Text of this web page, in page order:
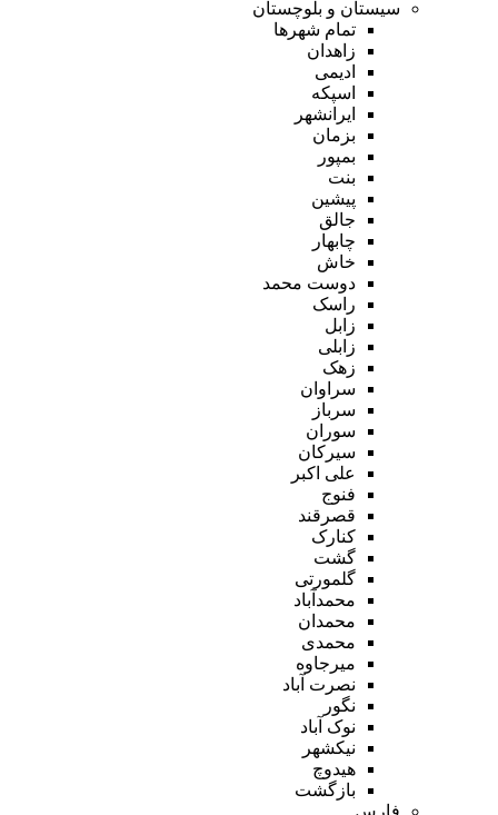
سیستان و بلوچستان
تمام شهر‌ها
زاهدان
ادیمی
اسپکه
ایرانشهر
بزمان
بمپور
بنت
پیشین
جالق
چابهار
خاش
دوست محمد
راسک
زابل
زابلی
زهک
سراوان
سرباز
سوران
سیرکان
علی اکبر
فنوج
قصرقند
کنارک
گشت
گلمورتی
محمدآباد
محمدان
محمدی
میرجاوه
نصرت آباد
نگور
نوک آباد
نیکشهر
هیدوچ
بازگشت
فارس